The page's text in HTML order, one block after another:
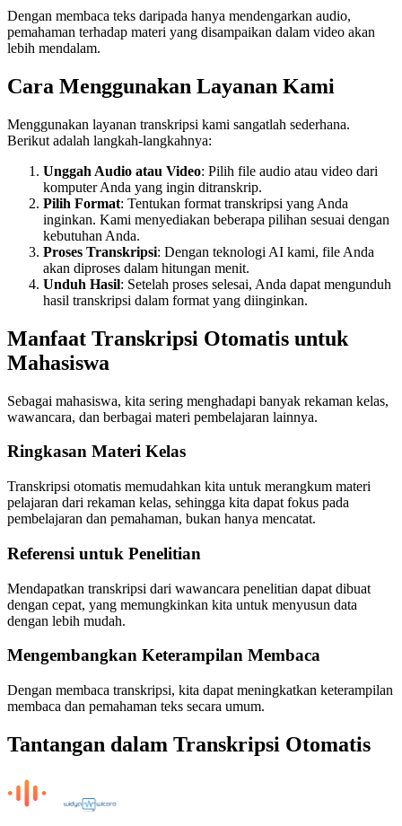
Dengan membaca teks daripada hanya mendengarkan audio,
pemahaman terhadap materi yang disampaikan dalam video akan
lebih mendalam.
Cara Menggunakan Layanan Kami
Menggunakan layanan transkripsi kami sangatlah sederhana.
Berikut adalah langkah-langkahnya:
Unggah Audio atau Video: Pilih file audio atau video dari
komputer Anda yang ingin ditranskrip.
Pilih Format: Tentukan format transkripsi yang Anda
inginkan. Kami menyediakan beberapa pilihan sesuai dengan
kebutuhan Anda.
Proses Transkripsi: Dengan teknologi AI kami, file Anda
akan diproses dalam hitungan menit.
Unduh Hasil: Setelah proses selesai, Anda dapat mengunduh
hasil transkripsi dalam format yang diinginkan.
Manfaat Transkripsi Otomatis untuk
Mahasiswa
Sebagai mahasiswa, kita sering menghadapi banyak rekaman kelas,
wawancara, dan berbagai materi pembelajaran lainnya.
Ringkasan Materi Kelas
Transkripsi otomatis memudahkan kita untuk merangkum materi
pelajaran dari rekaman kelas, sehingga kita dapat fokus pada
pembelajaran dan pemahaman, bukan hanya mencatat.
Referensi untuk Penelitian
Mendapatkan transkripsi dari wawancara penelitian dapat dibuat
dengan cepat, yang memungkinkan kita untuk menyusun data
dengan lebih mudah.
Mengembangkan Keterampilan Membaca
Dengan membaca transkripsi, kita dapat meningkatkan keterampilan
membaca dan pemahaman teks secara umum.
Tantangan dalam Transkripsi Otomatis